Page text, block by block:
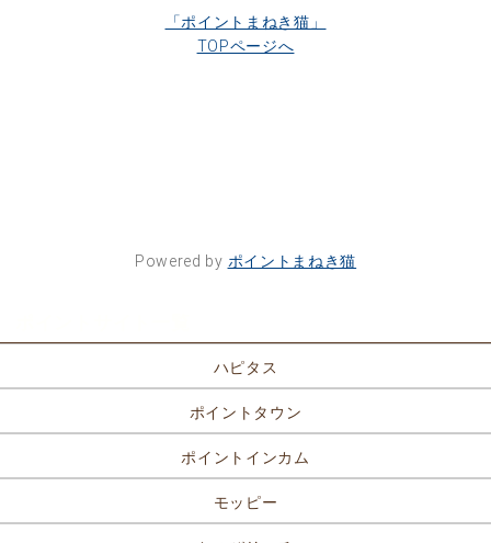
「ポイントまねき猫」
TOPページへ
Powered by ポイントまねき猫
ハピタス
ポイントタウン
ポイントインカム
モッピー